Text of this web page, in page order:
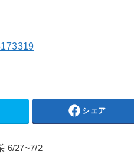
シェア
6/27~7/2